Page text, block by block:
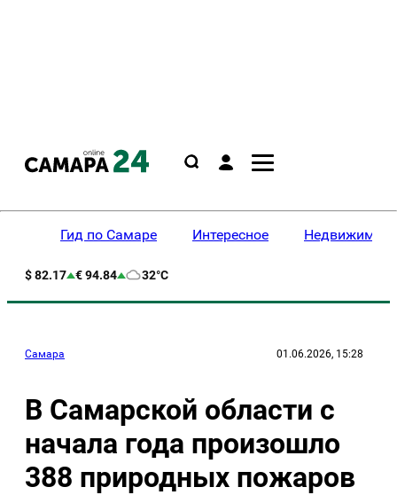
Гид по Самаре Интересное
$ 82.17 € 94.84 32°C
Самара 01.06.2026, 15:28
В Самарской области с
начала года произошло
388 природных пожаров